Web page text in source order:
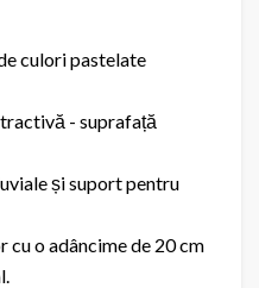
culori pastelate
- suprafață
și suport pentru
cu o adâncime de 20 cm